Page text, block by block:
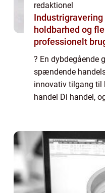
redaktionel
Industrigravering præcision,
holdbarhed og
professionelt
? En dybdegående
spændende
innovativ tilgang til
handel Di handel,